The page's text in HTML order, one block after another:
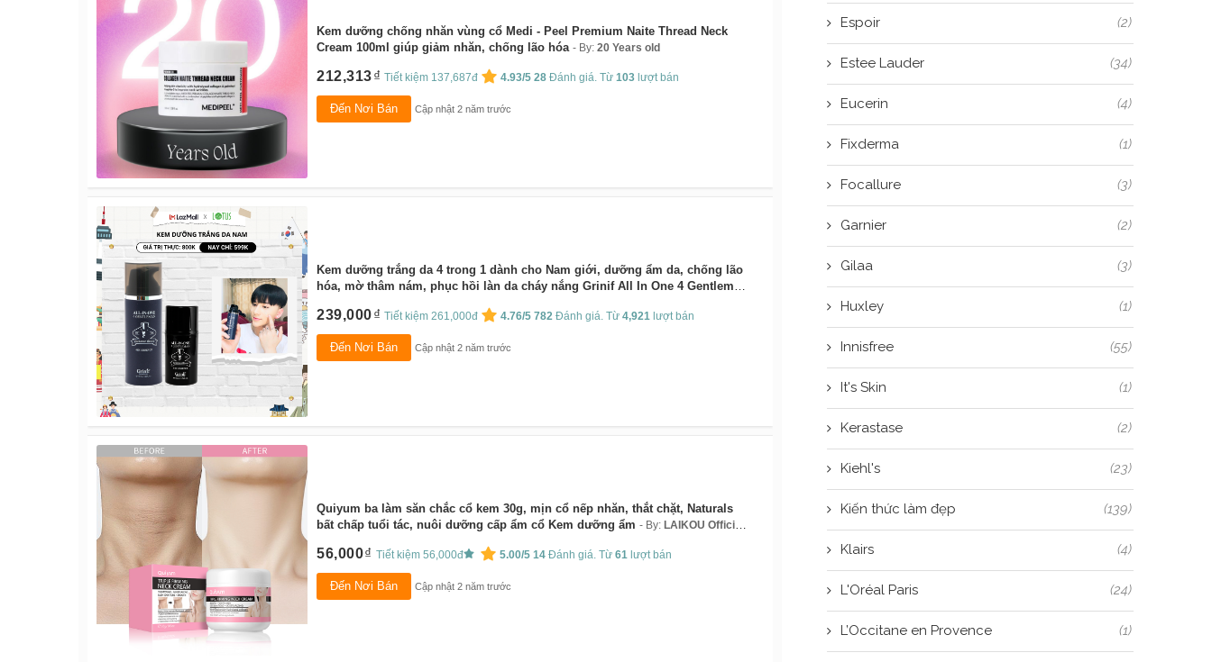
Kem dưỡng chống nhăn vùng cổ Medi - Peel Premium Naite Thread Neck
Cream 100ml giúp giảm nhăn, chống lão hóa
By:20 Years old
212,313 Tiết kiệm 137,687đ 4.93/5 28 Đánh giá. Từ103 lượt bán
Đến Nơi Bán Cập nhật 2 năm trước
Kem dưỡng trắng da 4 trong 1 dành cho Nam giới, dưỡng ẩm da, chống lão
hóa, mờ thâm nám, phục hồi làn da cháy nắng Grinif All In One 4 Gentleman
239,000 Tiết kiệm 261,000đ 4.76/5 782 Đánh giá. Từ4,921 lượt bán
Đến Nơi Bán Cập nhật 2 năm trước
Quiyum ba làm săn chắc cổ kem 30g, mịn cổ nếp nhăn, thắt chặt, Naturals
bất chấp tuổi tác, nuôi dưỡng cấp ẩm cổ Kem dưỡng ẩm
By: LAIKOU Official
56,000 Tiết kiệm 56,000đ 5.00/5 14Đánh giá. Từ 61lượt bán
Đến Nơi Bán Cập nhật 2 năm trước
Espoir (2)
Estee Lauder (34)
Eucerin (4)
Fixderma (1)
Focallure (3)
Garnier (2)
Gilaa (3)
Huxley (1)
Innisfree (55)
It's Skin (1)
Kerastase (2)
Kiehl's (23)
Kiến thức làm đẹp (139)
Klairs (4)
L'Oréal Paris (24)
L’Occitane en Provence (1)